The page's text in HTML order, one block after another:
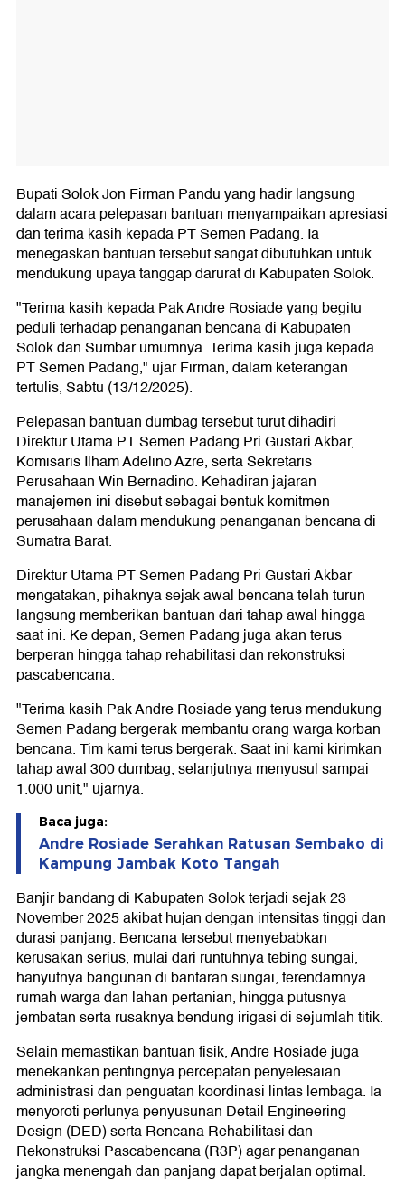
Bupati Solok Jon Firman Pandu yang hadir langsung
dalam acara pelepasan bantuan menyampaikan apresiasi
dan terima kasih kepada PT Semen Padang. Ia
menegaskan bantuan tersebut sangat dibutuhkan untuk
mendukung upaya tanggap darurat di Kabupaten Solok.
"Terima kasih kepada Pak Andre Rosiade yang begitu
peduli terhadap penanganan bencana di Kabupaten
Solok dan Sumbar umumnya. Terima kasih juga kepada
PT Semen Padang," ujar Firman, dalam keterangan
tertulis, Sabtu (13/12/2025).
Pelepasan bantuan dumbag tersebut turut dihadiri
Direktur Utama PT Semen Padang Pri Gustari Akbar,
Komisaris Ilham Adelino Azre, serta Sekretaris
Perusahaan Win Bernadino. Kehadiran jajaran
manajemen ini disebut sebagai bentuk komitmen
perusahaan dalam mendukung penanganan bencana di
Sumatra Barat.
Direktur Utama PT Semen Padang Pri Gustari Akbar
mengatakan, pihaknya sejak awal bencana telah turun
langsung memberikan bantuan dari tahap awal hingga
saat ini. Ke depan, Semen Padang juga akan terus
berperan hingga tahap rehabilitasi dan rekonstruksi
pascabencana.
"Terima kasih Pak Andre Rosiade yang terus mendukung
Semen Padang bergerak membantu orang warga korban
bencana. Tim kami terus bergerak. Saat ini kami kirimkan
tahap awal 300 dumbag, selanjutnya menyusul sampai
1.000 unit," ujarnya.
Baca juga:
Andre Rosiade Serahkan Ratusan Sembako di
Kampung Jambak Koto Tangah
Banjir bandang di Kabupaten Solok terjadi sejak 23
November 2025 akibat hujan dengan intensitas tinggi dan
durasi panjang. Bencana tersebut menyebabkan
kerusakan serius, mulai dari runtuhnya tebing sungai,
hanyutnya bangunan di bantaran sungai, terendamnya
rumah warga dan lahan pertanian, hingga putusnya
jembatan serta rusaknya bendung irigasi di sejumlah titik.
Selain memastikan bantuan fisik, Andre Rosiade juga
menekankan pentingnya percepatan penyelesaian
administrasi dan penguatan koordinasi lintas lembaga. Ia
menyoroti perlunya penyusunan Detail Engineering
Design (DED) serta Rencana Rehabilitasi dan
Rekonstruksi Pascabencana (R3P) agar penanganan
jangka menengah dan panjang dapat berjalan optimal.